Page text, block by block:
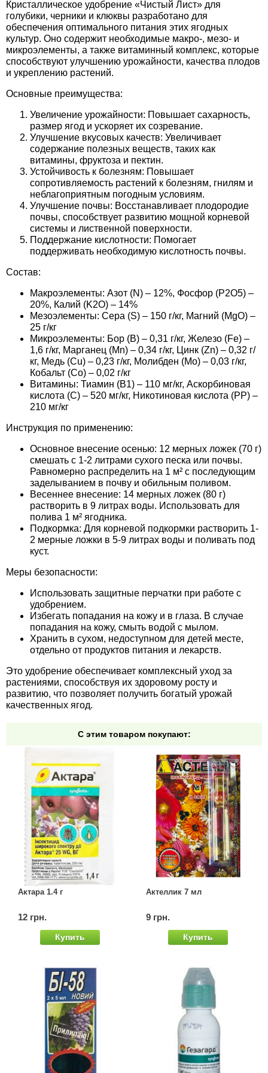
Кристаллическое удобрение «Чистый Лист» для
голубики, черники и клюквы разработано для
обеспечения оптимального питания этих ягодных
культур. Оно содержит необходимые макро-, мезо- и
микроэлементы, а также витаминный комплекс, которые
способствуют улучшению урожайности, качества плодов
и укреплению растений.
Основные преимущества:
Увеличение урожайности: Повышает сахарность,
размер ягод и ускоряет их созревание.
Улучшение вкусовых качеств: Увеличивает
содержание полезных веществ, таких как
витамины, фруктоза и пектин.
Устойчивость к болезням: Повышает
сопротивляемость растений к болезням, гнилям и
неблагоприятным погодным условиям.
Улучшение почвы: Восстанавливает плодородие
почвы, способствует развитию мощной корневой
системы и лиственной поверхности.
Поддержание кислотности: Помогает
поддерживать необходимую кислотность почвы.
Состав:
Макроэлементы: Азот (N) – 12%, Фосфор (P2O5) –
20%, Калий (K2O) – 14%
Мезоэлементы: Сера (S) – 150 г/кг, Магний (MgO) –
25 г/кг
Микроэлементы: Бор (B) – 0,31 г/кг, Железо (Fe) –
1,6 г/кг, Марганец (Mn) – 0,34 г/кг, Цинк (Zn) – 0,32 г/
кг, Медь (Cu) – 0,23 г/кг, Молибден (Mo) – 0,03 г/кг,
Кобальт (Co) – 0,02 г/кг
Витамины: Тиамин (B1) – 110 мг/кг, Аскорбиновая
кислота (C) – 520 мг/кг, Никотиновая кислота (PP) –
210 мг/кг
Инструкция по применению:
Основное внесение осенью: 12 мерных ложек (70 г)
смешать с 1-2 литрами сухого песка или почвы.
Равномерно распределить на 1 м² с последующим
заделыванием в почву и обильным поливом.
Весеннее внесение: 14 мерных ложек (80 г)
растворить в 9 литрах воды. Использовать для
полива 1 м² ягодника.
Подкормка: Для корневой подкормки растворить 1-
2 мерные ложки в 5-9 литрах воды и поливать под
куст.
Меры безопасности:
Использовать защитные перчатки при работе с
удобрением.
Избегать попадания на кожу и в глаза. В случае
попадания на кожу, смыть водой с мылом.
Хранить в сухом, недоступном для детей месте,
отдельно от продуктов питания и лекарств.
Это удобрение обеспечивает комплексный уход за
растениями, способствуя их здоровому росту и
развитию, что позволяет получить богатый урожай
качественных ягод.
С этим товаром покупают:
Актара 1.4 г
12 грн.
Купить
Актеллик 7 мл
9 грн.
Купить
Семена сидератов
Семена табака
Семена томатов
Семена газонной травы
Семена тыквы, патиссона
Семена укропа
Семена фасоли
Семена цветов
Семена шпината
Элитные семена в банках
Средства защиты от мух
Средства защиты от моли
Средства защиты от капустницы
Средства защиты от кротов
Средства защиты от грызунов
Препараты для септиков, выгребных ям и
дачных туалетов, биодеструкторы
Хозяйственные товары
Средства защиты растений
Купить семена - хиты продаж
Архив